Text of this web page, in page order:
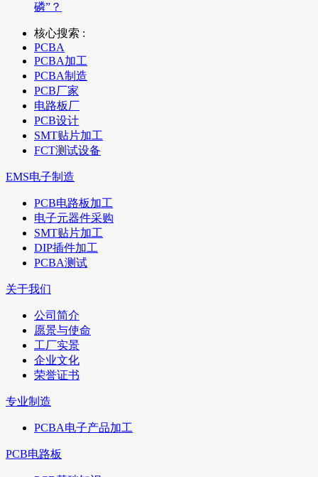
磷”？
核心搜索 :
PCBA
PCBA加工
PCBA制造
PCB厂家
电路板厂
PCB设计
SMT贴片加工
FCT测试设备
EMS电子制造
PCB电路板加工
电子元器件采购
SMT贴片加工
DIP插件加工
PCBA测试
关于我们
公司简介
愿景与使命
工厂实景
企业文化
荣誉证书
专业制造
PCBA电子产品加工
PCB电路板